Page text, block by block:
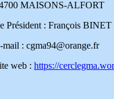
MAISONS-ALFORT
Président : François BINET
mail : cgma94@orange.fr
web : https://